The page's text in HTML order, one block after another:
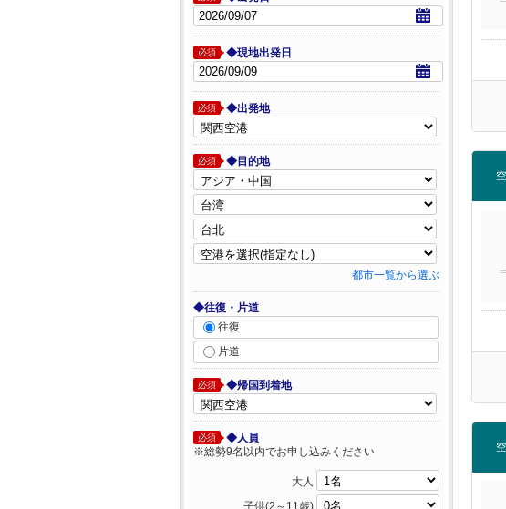
必須 ◆現地出発日
必須 ◆出発地
必須 ◆目的地
都市一覧から選ぶ
◆往復・片道
往復
片道
必須 ◆帰国到着地
必須
◆人員
※総勢9名以内でお申し込みください
大人
子供(2～11歳)